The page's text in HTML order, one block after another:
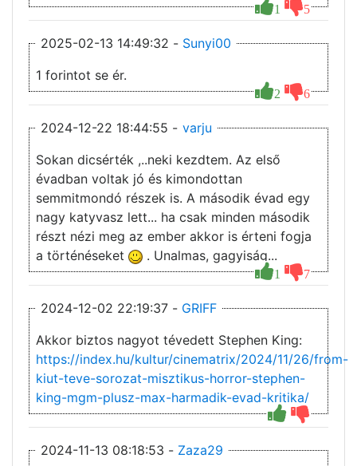
1 5
2025-02-13 14:49:32 - Sunyi00
2 6
1 forintot se ér.
2024-12-22 18:44:55 - varju
1 7
Sokan dicsérték ,..neki kezdtem. Az első
évadban voltak jó és kimondottan
semmitmondó részek is. A második évad egy
nagy katyvasz lett... ha csak minden második
részt nézi meg az ember akkor is érteni fogja
a történéseket
. Unalmas, gagyiság...
2024-12-02 22:19:37 - GRIFF
Akkor biztos nagyot tévedett Stephen King:
https://index.hu/kultur/cinematrix/2024/11/26/from-
kiut-teve-sorozat-misztikus-horror-stephen-
king-mgm-plusz-max-harmadik-evad-kritika/
2024-11-13 08:18:53 - Zaza29